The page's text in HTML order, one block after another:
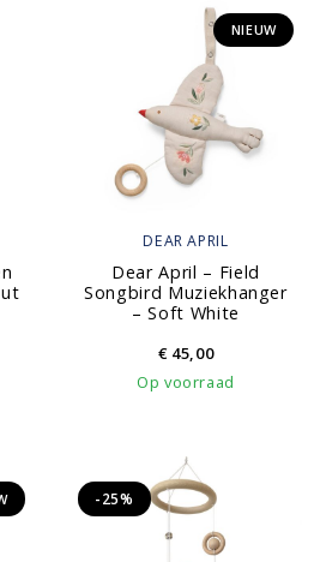
DEAR APRIL
Dear April – Field
Songbird Muziekhanger
– Soft White
NIEUW
€45,00
Op voorraad
-25%